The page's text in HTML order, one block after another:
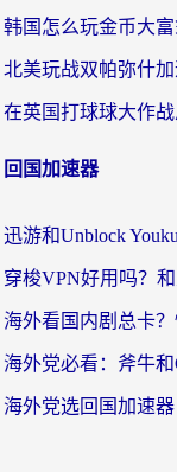
回国加速器